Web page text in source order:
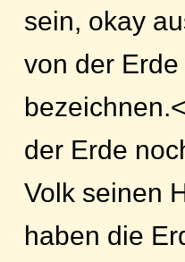
sein, okay
von der
der Erde
Volk seinen
haben die